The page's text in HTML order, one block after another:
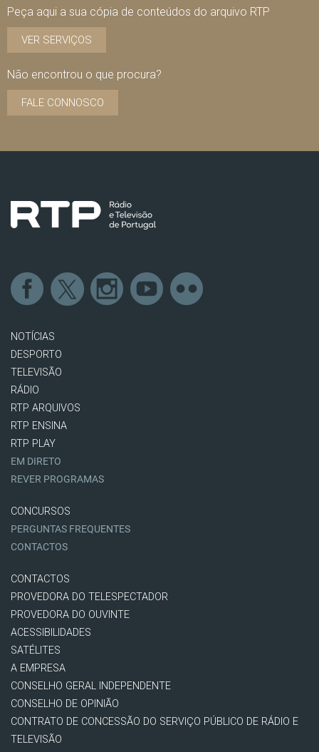
Peça aqui a sua cópia de conteúdos do arquivo RTP
VER SERVIÇOS
Não encontrou o que procura?
FALE CONNOSCO
NOTÍCIAS
DESPORTO
TELEVISÃO
RÁDIO
RTP ARQUIVOS
RTP ENSINA
RTP PLAY
EM DIRETO
REVER PROGRAMAS
CONCURSOS
PERGUNTAS FREQUENTES
CONTACTOS
CONTACTOS
PROVEDORA DO TELESPECTADOR
PROVEDORA DO OUVINTE
ACESSIBILIDADES
SATÉLITES
A EMPRESA
CONSELHO GERAL INDEPENDENTE
CONSELHO DE OPINIÃO
CONTRATO DE CONCESSÃO DO SERVIÇO PÚBLICO DE RÁDIO E
TELEVISÃO